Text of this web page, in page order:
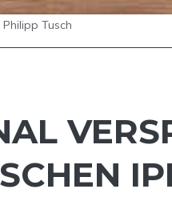
Philipp Tusch